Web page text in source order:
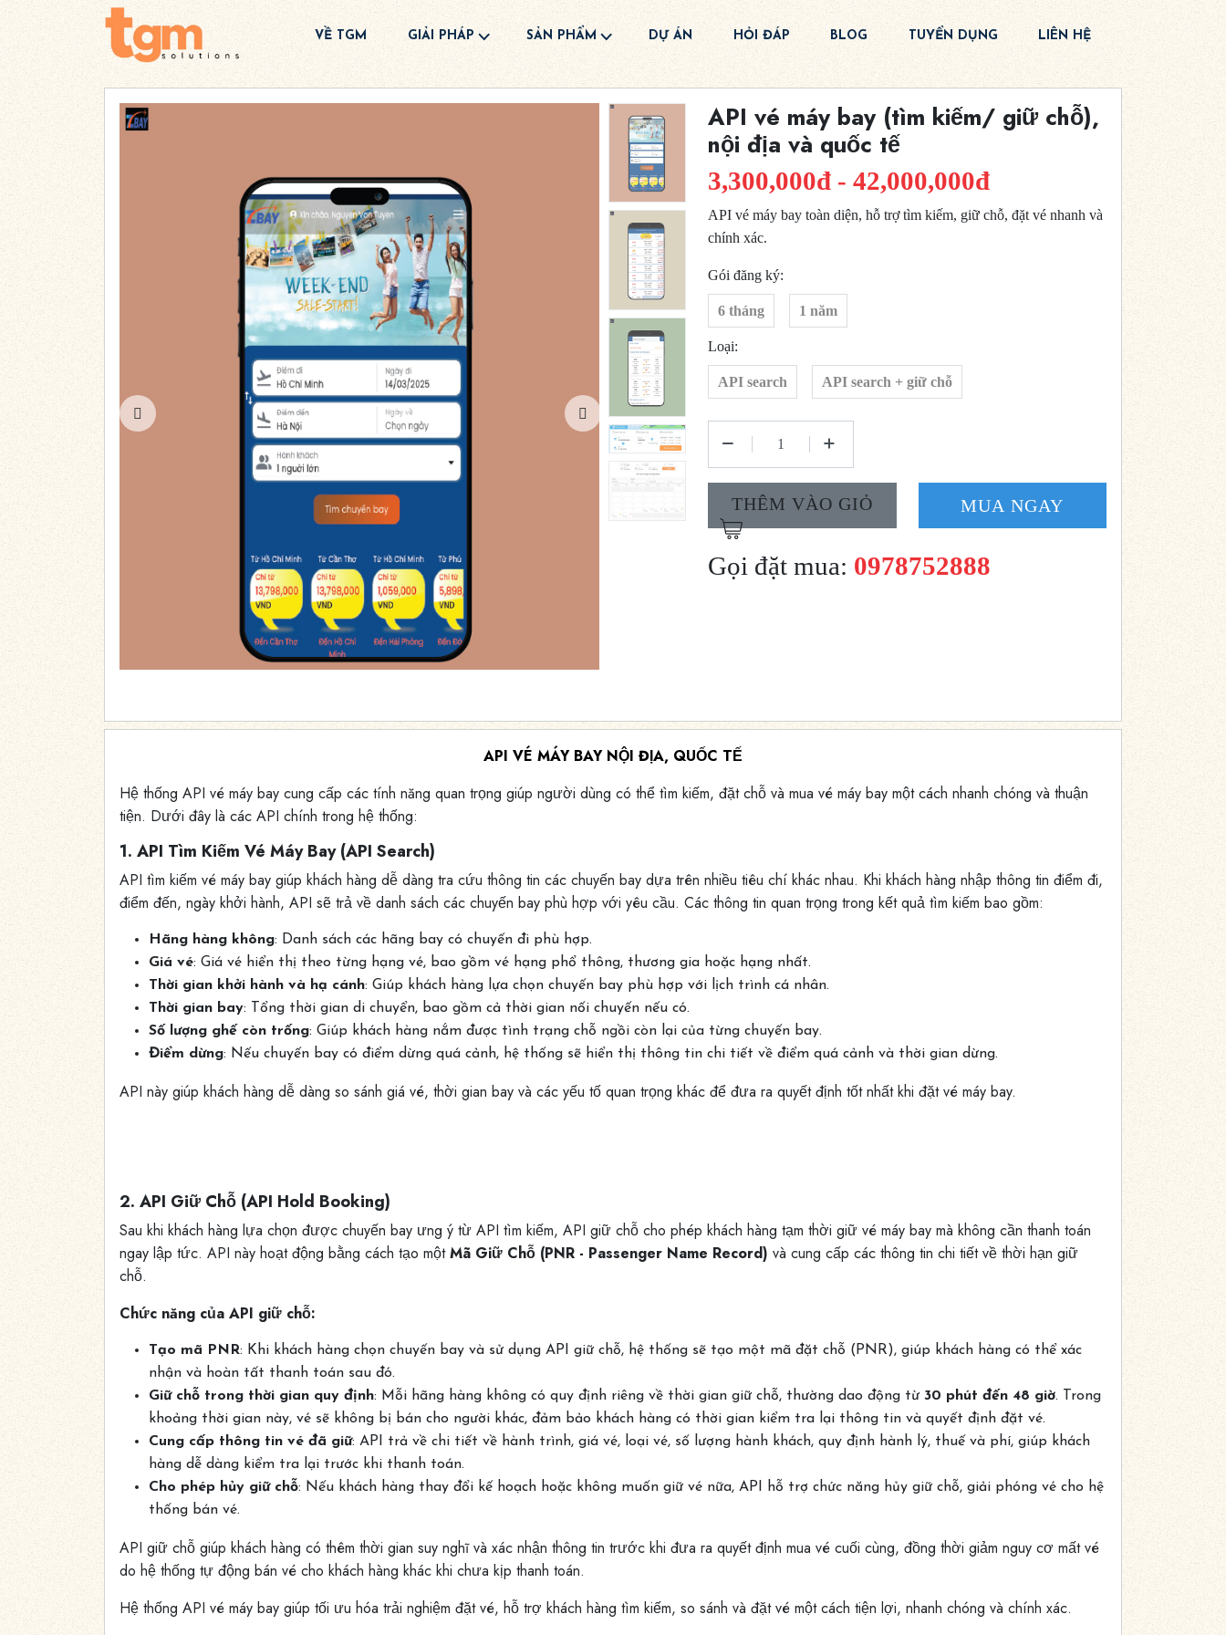
VỀ TGM GIẢI PHÁP SẢN PHẨM DỰ ÁN HỎI ĐÁP BLOG TUYỂN DỤNG LIÊN HỆ
API vé máy bay (tìm kiếm/ giữ chỗ),
nội địa và quốc tế
3,300,000đ - 42,000,000đ
API vé máy bay toàn diện, hỗ trợ tìm kiếm, giữ chỗ, đặt vé nhanh và
chính xác.
Gói đăng ký:
6 tháng 1 năm
Loại:
API search API search + giữ chỗ
THÊM VÀO GIỎ MUA NGAY
Gọi đặt mua: 0978752888
API VÉ MÁY BAY NỘI ĐỊA, QUỐC TẾ
Hệ thống API vé máy bay cung cấp các tính năng quan trọng giúp người dùng có thể tìm kiếm, đặt chỗ và mua vé máy bay một cách nhanh chóng và thuận
tiện. Dưới đây là các API chính trong hệ thống:
1. API Tìm Kiếm Vé Máy Bay (API Search)
API tìm kiếm vé máy bay giúp khách hàng dễ dàng tra cứu thông tin các chuyến bay dựa trên nhiều tiêu chí khác nhau. Khi khách hàng nhập thông tin điểm đi,
điểm đến, ngày khởi hành, API sẽ trả về danh sách các chuyến bay phù hợp với yêu cầu. Các thông tin quan trọng trong kết quả tìm kiếm bao gồm:
Hãng hàng không: Danh sách các hãng bay có chuyến đi phù hợp.
Giá vé: Giá vé hiển thị theo từng hạng vé, bao gồm vé hạng phổ thông, thương gia hoặc hạng nhất.
Thời gian khởi hành và hạ cánh: Giúp khách hàng lựa chọn chuyến bay phù hợp với lịch trình cá nhân.
Thời gian bay: Tổng thời gian di chuyển, bao gồm cả thời gian nối chuyến nếu có.
Số lượng ghế còn trống: Giúp khách hàng nắm được tình trạng chỗ ngồi còn lại của từng chuyến bay.
Điểm dừng: Nếu chuyến bay có điểm dừng quá cảnh, hệ thống sẽ hiển thị thông tin chi tiết về điểm quá cảnh và thời gian dừng.
API này giúp khách hàng dễ dàng so sánh giá vé, thời gian bay và các yếu tố quan trọng khác để đưa ra quyết định tốt nhất khi đặt vé máy bay.
2. API Giữ Chỗ (API Hold Booking)
Sau khi khách hàng lựa chọn được chuyến bay ưng ý từ API tìm kiếm, API giữ chỗ cho phép khách hàng tạm thời giữ vé máy bay mà không cần thanh toán
ngay lập tức. API này hoạt động bằng cách tạo mộtMã Giữ Chỗ (PNR - Passenger Name Record) và cung cấp các thông tin chi tiết về thời hạn giữ
chỗ.
Chức năng của API giữ chỗ:
Tạo mã PNR: Khi khách hàng chọn chuyến bay và sử dụng API giữ chỗ, hệ thống sẽ tạo một mã đặt chỗ (PNR), giúp khách hàng có thể xác
nhận và hoàn tất thanh toán sau đó.
Giữ chỗ trong thời gian quy định: Mỗi hãng hàng không có quy định riêng về thời gian giữ chỗ, thường dao động từ 30 phút đến 48 giờ. Trong
khoảng thời gian này, vé sẽ không bị bán cho người khác, đảm bảo khách hàng có thời gian kiểm tra lại thông tin và quyết định đặt vé.
Cung cấp thông tin vé đã giữ: API trả về chi tiết về hành trình, giá vé, loại vé, số lượng hành khách, quy định hành lý, thuế và phí, giúp khách
hàng dễ dàng kiểm tra lại trước khi thanh toán.
Cho phép hủy giữ chỗ: Nếu khách hàng thay đổi kế hoạch hoặc không muốn giữ vé nữa, API hỗ trợ chức năng hủy giữ chỗ, giải phóng vé cho hệ
thống bán vé.
API giữ chỗ giúp khách hàng có thêm thời gian suy nghĩ và xác nhận thông tin trước khi đưa ra quyết định mua vé cuối cùng, đồng thời giảm nguy cơ mất vé
do hệ thống tự động bán vé cho khách hàng khác khi chưa kịp thanh toán.
Hệ thống API vé máy bay giúp tối ưu hóa trải nghiệm đặt vé, hỗ trợ khách hàng tìm kiếm, so sánh và đặt vé một cách tiện lợi, nhanh chóng và chính xác.